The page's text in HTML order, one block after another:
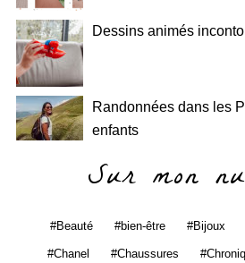
Dessins animés
Randonnées dans les
enfants
Sur mon
Beauté bien-être Bijoux
Chanel Chaussures